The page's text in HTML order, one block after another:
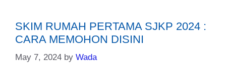
SKIM RUMAH PERTAMA SJKP 2024 :
CARA MEMOHON DISINI
May 7, 2024 by Wada